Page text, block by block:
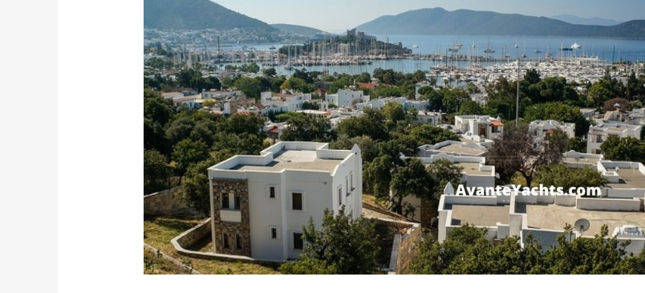
dikkate
almanız
gereken
önemli
faktörler